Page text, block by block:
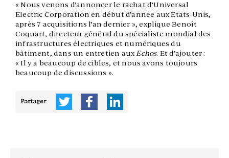
« Nous venons d’annoncer le rachat d’Universal
Electric Corporation en début d’année aux Etats-Unis,
après 7 acquisitions l’an dernier », explique Benoît
Coquart, directeur général du spécialiste mondial des
infrastructures électriques et numériques du
bâtiment, dans un entretien aux Echos. Et d’ajouter :
« Il y a beaucoup de cibles, et nous avons toujours
beaucoup de discussions ».
Partager